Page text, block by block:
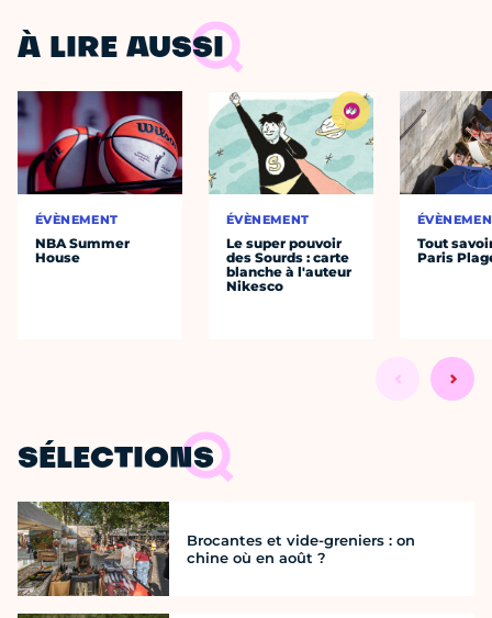
À LIRE AUSSI
ÉVÈNEMENT
NBA Summer
House
ÉVÈNEMENT
Le super pouvoir
des Sourds : carte
blanche à l'auteur
Nikesco
Tout
Paris
SÉLECTIONS
Brocantes et vide-greniers : on
chine où en août ?